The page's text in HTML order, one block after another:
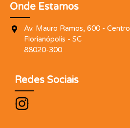
Onde Estamos
Av. Mauro Ramos, 600 - Centro
Florianópolis - SC
88020-300
Redes Sociais